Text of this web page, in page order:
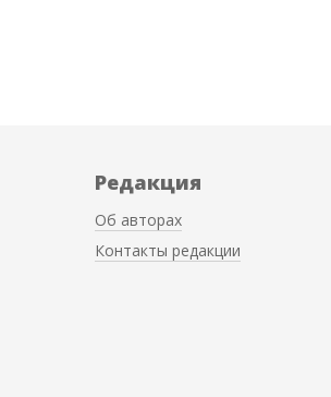
Редакция
Об авторах
Контакты редакции